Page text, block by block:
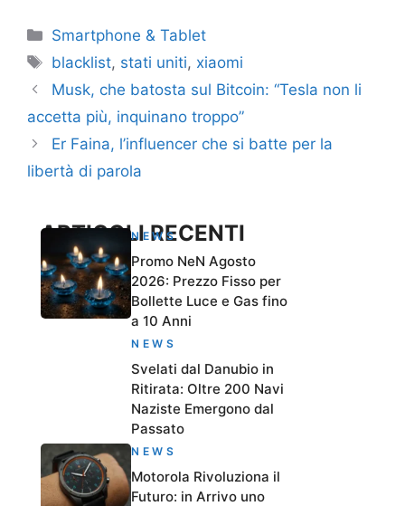
Categorie
Smartphone & Tablet
Tag
blacklist, stati uniti, xiaomi
Musk, che batosta sul Bitcoin: “Tesla non li
accetta più, inquinano troppo”
Er Faina, l’influencer che si batte per la
libertà di parola
ARTICOLI RECENTI
NEWS
Promo NeN Agosto
2026: Prezzo Fisso per
Bollette Luce e Gas fino
a 10 Anni
NEWS
Svelati dal Danubio in
Ritirata: Oltre 200 Navi
Naziste Emergono dal
Passato
NEWS
Motorola Rivoluziona il
Futuro: in Arrivo uno